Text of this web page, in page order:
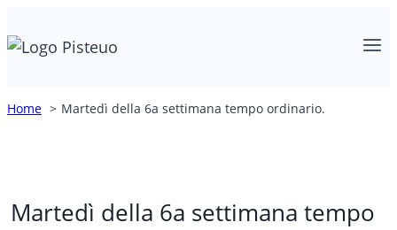
al
Home Martedì della 6a settimana tempo ordinario.
Martedì della 6a settimana tempo